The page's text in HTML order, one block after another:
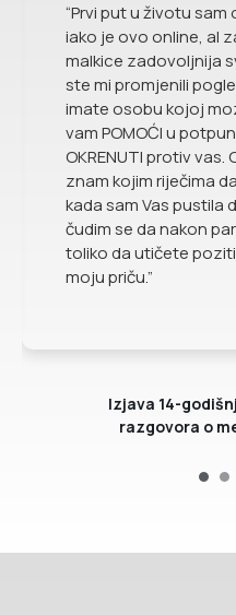
Izjava 14-
razgovora o
“Prvi put u životu
iako je ovo online, al
malkice zadovoljnija
ste mi promjenili
imate osobu kojoj
vam POMOĆI u
OKRENUTI protiv
znam kojim riječima
kada sam Vas pustila
čudim se da nakon
toliko da utičete
moju priču.”